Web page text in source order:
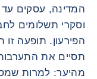
המדינה, עסקים עד
וסקרי תשלומים
הפירעון. תופעה
תסיים את
מהיער: למרות